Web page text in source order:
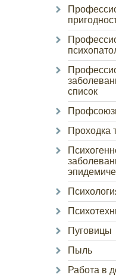
список
Проходка
Пуговицы
Пыль
Работа в